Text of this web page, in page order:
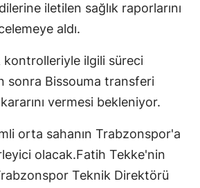
iletilen sağlık raporlarını
aldı.
kontrolleriyle ilgili süreci
sonra Bissouma transferi
vermesi bekleniyor.
orta sahanın Trabzonspor'a
olacak.Fatih Tekke'nin
Teknik Direktörü